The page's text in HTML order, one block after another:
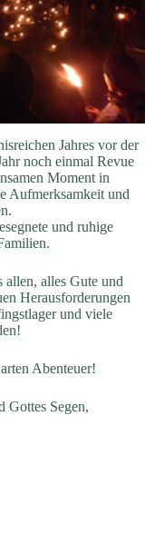
Jahres vor der
noch einmal Revue
Moment in
Aufmerksamkeit und
und ruhige
allen, alles Gute und
Herausforderungen
und viele
Abenteuer!
Gottes Segen,